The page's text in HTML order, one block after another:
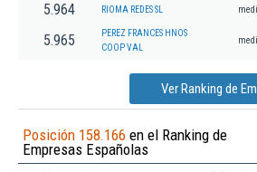
5.964 RIOMA REDES SL
5.965
PEREZ FRANCES HNOS
COOP VAL
Ver Ranking de
Posición 158.166 en el Ranking de
Empresas Españolas